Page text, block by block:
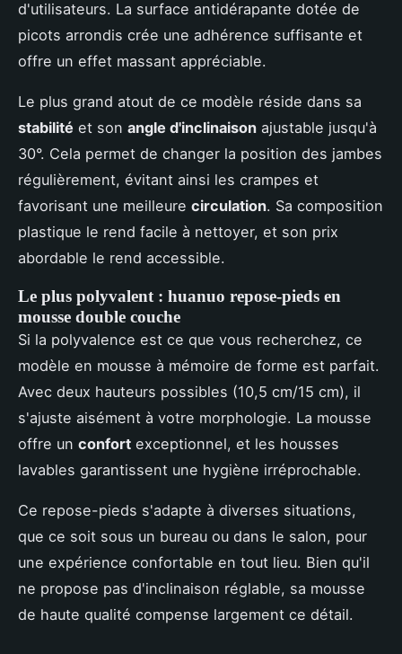
d'utilisateurs. La surface antidérapante dotée de
picots arrondis crée une adhérence suffisante et
offre un effet massant appréciable.
Le plus grand atout de ce modèle réside dans sa
stabilité et son angle d'inclinaison ajustable jusqu'à
30°. Cela permet de changer la position des jambes
régulièrement, évitant ainsi les crampes et
favorisant une meilleure circulation. Sa composition
plastique le rend facile à nettoyer, et son prix
abordable le rend accessible.
Le plus polyvalent : huanuo repose-pieds en
mousse double couche
Si la polyvalence est ce que vous recherchez, ce
modèle en mousse à mémoire de forme est parfait.
Avec deux hauteurs possibles (10,5 cm/15 cm), il
s'ajuste aisément à votre morphologie. La mousse
offre un confort exceptionnel, et les housses
lavables garantissent une hygiène irréprochable.
Ce repose-pieds s'adapte à diverses situations,
que ce soit sous un bureau ou dans le salon, pour
une expérience confortable en tout lieu. Bien qu'il
ne propose pas d'inclinaison réglable, sa mousse
de haute qualité compense largement ce détail.